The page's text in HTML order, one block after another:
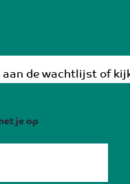
de wachtlijst of
je op